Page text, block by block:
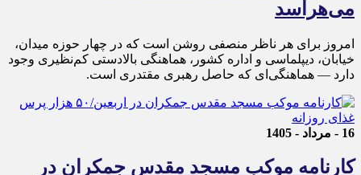
می‌هراسد
امروز برای هر ناظر منصفی روشن است که در چهار حوزه میدان،
خیابان، دیپلماسی و اداره کشور، هماهنگی بالادستی کم‌نظیری وجود
دارد — هماهنگی‌ای که حاصل رهبری مقتدری است.
16 - مرداد - 1405
کارنامه موکب مسجد مقدس جمکران در